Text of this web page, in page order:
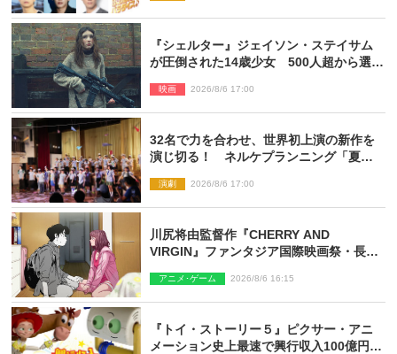
『シェルター』ジェイソン・ステイサム
が圧倒された14歳少女 500人超から選出
とは
映画 2026/8/6 17:00
32名で力を合わせ、世界初上演の新作を
演じ切る！ ネルケプランニング「夏休
ト【最終日】
演劇 2026/8/6 17:00
川尻将由監督作『CHERRY AND
VIRGIN』ファンタジア国際映画祭・長編
アニメ･ゲーム 2026/8/6 16:15
『トイ・ストーリー５』ピクサー・アニ
メーション史上最速で興行収入100億円突